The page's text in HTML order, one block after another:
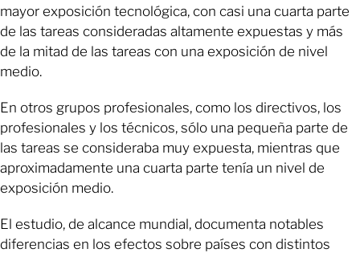
mayor exposición tecnológica, con casi una cuarta parte
de las tareas consideradas altamente expuestas y más
de la mitad de las tareas con una exposición de nivel
medio.
En otros grupos profesionales, como los directivos, los
profesionales y los técnicos, sólo una pequeña parte de
las tareas se consideraba muy expuesta, mientras que
aproximadamente una cuarta parte tenía un nivel de
exposición medio.
El estudio, de alcance mundial, documenta notables
diferencias en los efectos sobre países con distintos